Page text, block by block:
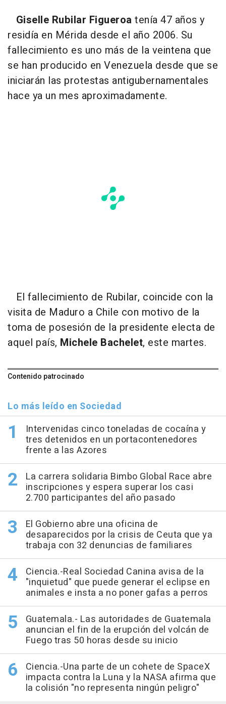
Giselle Rubilar Figueroa tenía 47 años y
residía en Mérida desde el año 2006. Su
fallecimiento es uno más de la veintena que
se han producido en Venezuela desde que se
iniciarán las protestas antigubernamentales
hace ya un mes aproximadamente.
El fallecimiento de Rubilar, coincide con la
visita de Maduro a Chile con motivo de la
toma de posesión de la presidente electa de
aquel país, Michele Bachelet, este martes.
Contenido patrocinado
Lo más leído en Sociedad
Intervenidas cinco toneladas de cocaína y
tres detenidos en un portacontenedores
frente a las Azores
La carrera solidaria Bimbo Global Race abre
inscripciones y espera superar los casi
2.700 participantes del año pasado
El Gobierno abre una oficina de
desaparecidos por la crisis de Ceuta que ya
trabaja con 32 denuncias de familiares
Ciencia.-Real Sociedad Canina avisa de la
"inquietud" que puede generar el eclipse en
animales e insta a no poner gafas a perros
Guatemala.- Las autoridades de Guatemala
anuncian el fin de la erupción del volcán de
Fuego tras 50 horas desde su inicio
Ciencia.-Una parte de un cohete de SpaceX
impacta contra la Luna y la NASA afirma que
la colisión "no representa ningún peligro"